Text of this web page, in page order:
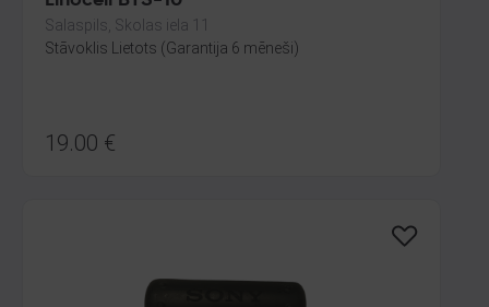
Salaspils, Skolas iela 11
Stāvoklis Lietots (Garantija 6 mēneši)
19.00 €